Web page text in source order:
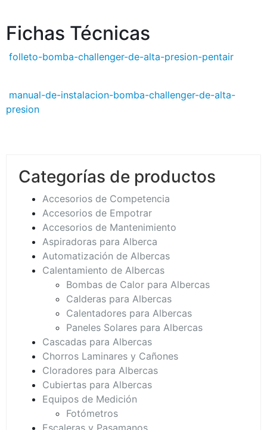
Fichas Técnicas
folleto-bomba-challenger-de-alta-presion-pentair
manual-de-instalacion-bomba-challenger-de-alta-
presion
Categorías de productos
Accesorios de Competencia
Accesorios de Empotrar
Accesorios de Mantenimiento
Aspiradoras para Alberca
Automatización de Albercas
Calentamiento de Albercas
Bombas de Calor para Albercas
Calderas para Albercas
Calentadores para Albercas
Paneles Solares para Albercas
Cascadas para Albercas
Chorros Laminares y Cañones
Cloradores para Albercas
Cubiertas para Albercas
Equipos de Medición
Fotómetros
Escaleras y Pasamanos